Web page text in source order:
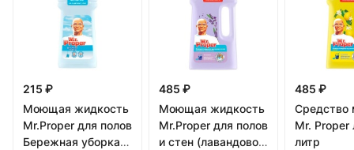
215 ₽
Моющая жидкость
Mr.Proper для полов
Бережная уборка
485 ₽
Моющая жидкость
Mr.Proper для полов
и стен (лавандовое
485 ₽
Mr. Proper
литр